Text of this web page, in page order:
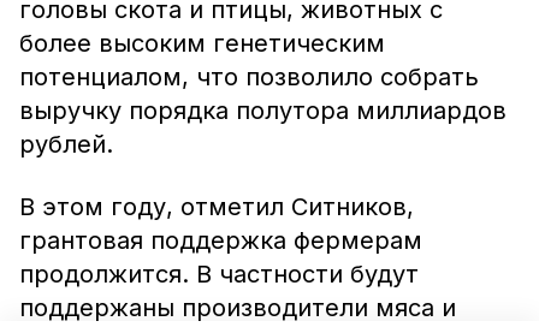
головы скота и птицы, животных с
более высоким генетическим
потенциалом, что позволило собрать
выручку порядка полутора миллиардов
рублей.
В этом году, отметил Ситников,
грантовая поддержка фермерам
продолжится. В частности будут
поддержаны производители мяса и